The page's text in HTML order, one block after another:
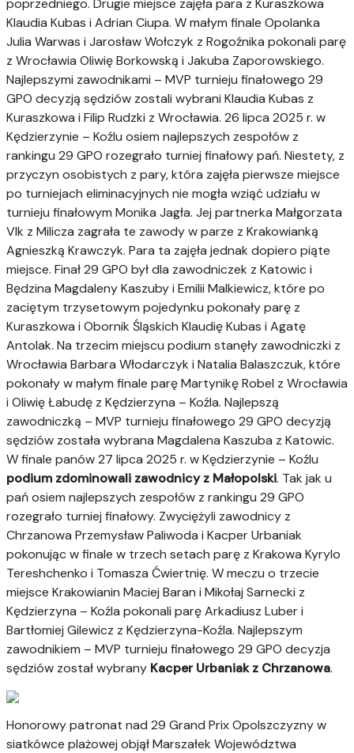
Klaudia Kubas i Adrian Ciupa. W małym finale Opolanka
Julia Warwas i Jarosław Wołczyk z Rogoźnika pokonali parę
z Wrocławia Oliwię Borkowską i Jakuba Zaporowskiego.
Najlepszymi zawodnikami – MVP turnieju finałowego 29
GPO decyzją sędziów zostali wybrani Klaudia Kubas z
Kuraszkowa i Filip Rudzki z Wrocławia. 26 lipca 2025 r. w
Kędzierzynie – Koźlu osiem najlepszych zespołów z
rankingu 29 GPO rozegrało turniej finałowy pań. Niestety, z
przyczyn osobistych z pary, która zajęła pierwsze miejsce
po turniejach eliminacyjnych nie mogła wziąć udziału w
turnieju finałowym Monika Jagła. Jej partnerka Małgorzata
Vlk z Milicza zagrała te zawody w parze z Krakowianką
Agnieszką Krawczyk. Para ta zajęła jednak dopiero piąte
miejsce. Finał 29 GPO był dla zawodniczek z Katowic i
Będzina Magdaleny Kaszuby i Emilii Malkiewicz, które po
zaciętym trzysetowym pojedynku pokonały parę z
Kuraszkowa i Obornik Śląskich Klaudię Kubas i Agatę
Antolak. Na trzecim miejscu podium stanęły zawodniczki z
Wrocławia Barbara Włodarczyk i Natalia Balaszczuk, które
pokonały w małym finale parę Martynikę Robel z Wrocławia
i Oliwię Łabudę z Kędzierzyna – Koźla. Najlepszą
zawodniczką – MVP turnieju finałowego 29 GPO decyzją
sędziów została wybrana Magdalena Kaszuba z Katowic.
W finale panów 27 lipca 2025 r. w Kędzierzynie – Koźlu
podium zdominowali zawodnicy z Małopolski. Tak jak u
pań osiem najlepszych zespołów z rankingu 29 GPO
rozegrało turniej finałowy. Zwyciężyli zawodnicy z
Chrzanowa Przemysław Paliwoda i Kacper Urbaniak
pokonując w finale w trzech setach parę z Krakowa Kyrylo
Tereshchenko i Tomasza Ćwiertnię. W meczu o trzecie
miejsce Krakowianin Maciej Baran i Mikołaj Sarnecki z
Kędzierzyna – Koźla pokonali parę Arkadiusz Luber i
Bartłomiej Gilewicz z Kędzierzyna-Koźla. Najlepszym
zawodnikiem – MVP turnieju finałowego 29 GPO decyzja
sędziów został wybrany Kacper Urbaniak z Chrzanowa.
Honorowy patronat nad 29 Grand Prix Opolszczyzny w
siatkówce plażowej objął Marszałek Województwa